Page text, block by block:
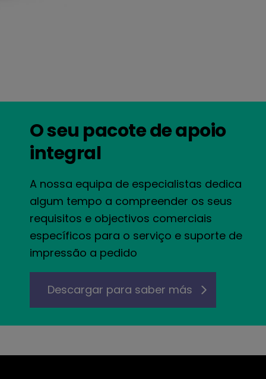
O seu pacote de apoio
integral
A nossa equipa de especialistas dedica
algum tempo a compreender os seus
requisitos e objectivos comerciais
específicos para o serviço e suporte de
impressão a pedido
Descargar para saber más